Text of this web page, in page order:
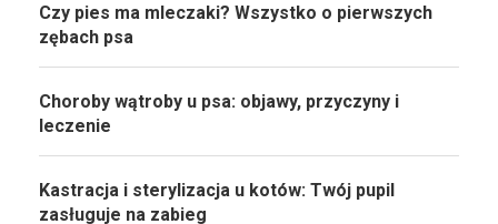
Czy pies ma mleczaki? Wszystko o pierwszych
zębach psa
Choroby wątroby u psa: objawy, przyczyny i
leczenie
Kastracja i sterylizacja u kotów: Twój pupil
zasługuje na zabieg